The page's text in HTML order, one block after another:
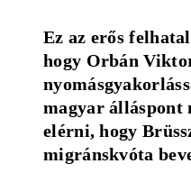
Ez az erős
hogy Orbán
magyar
elérni, hogy
migránskvóta